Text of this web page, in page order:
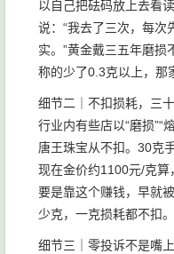
以自己把砝码放上去看
说：“我去了三次，每
实。”黄金戴三五年磨损
称的少了0.3克以上，那
细节二｜不扣损耗，三
行业内有些店以“磨损”“
唐王珠宝从不扣。30克
现在金价约1100元/克
要是靠这个赚钱，早就
少克，一克损耗都不扣。
细节三｜零投诉不是嘴